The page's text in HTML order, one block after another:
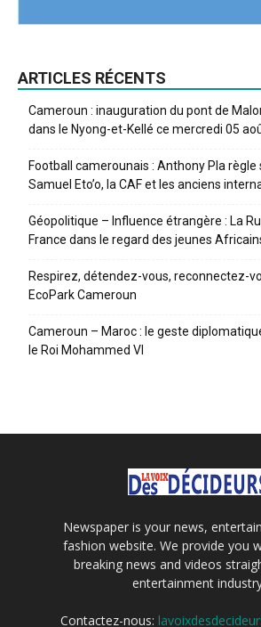
ARTICLES RÉCENTS
Cameroun : inauguration du pont de
dans le Nyong-et-Kellé ce mercredi 05
Football camerounais : Anthony Pla
Samuel Eto’o, la CAF et les anciens
Géopolitique – Influence étrangère : La
France dans le regard des jeunes
Respirez, détendez-vous, reconnectez-
EcoPark Cameroun
Cameroun – Maroc : le geste
le Roi Mohammed VI
Newspaper is your news,
fashion website. We provide you
breaking news and videos
entertainment
Contactez-nous: